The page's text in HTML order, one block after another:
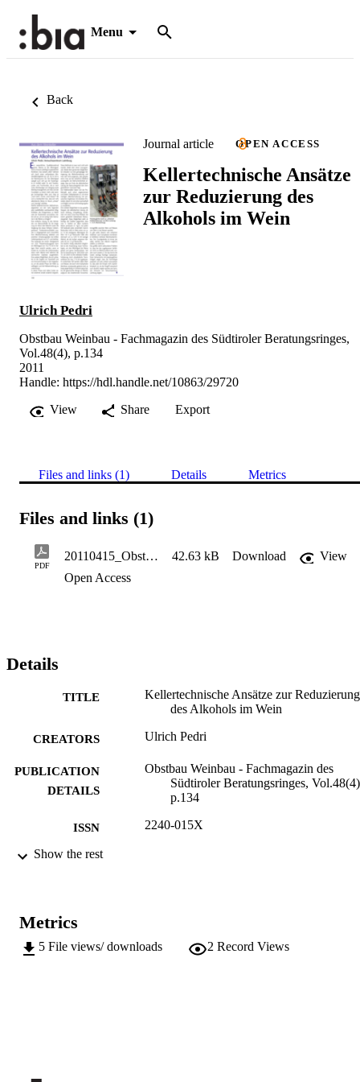
Menu
Back
Journal article OPEN ACCESS
Kellertechnische Ansätze
zur Reduzierung des
Alkohols im Wein
Ulrich Pedri
Obstbau Weinbau - Fachmagazin des Südtiroler Beratungsringes,
Vol.48(4), p.134
2011
Handle: https://hdl.handle.net/10863/29720
View
Share Export
Files and links (1) Details Metrics
Files and links (1)
PDF
20110415_Obstbau Weinbau 48.4, 134 - Pedri U. 42.63 kB Download
View
Open Access
Details
TITLE
Kellertechnische Ansätze zur Reduzierung
des Alkohols im Wein
CREATORS Ulrich Pedri
PUBLICATION
DETAILS
Obstbau Weinbau - Fachmagazin des
Südtiroler Beratungsringes,
p.134
ISSN 2240-015X
IDENTIFIERS
LANGUAGE German
Show the rest
Metrics
5 File views/ downloads 2 Record Views